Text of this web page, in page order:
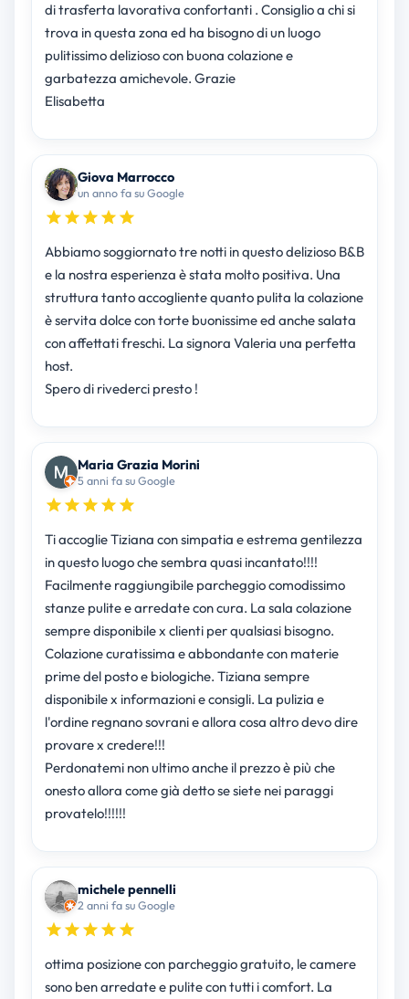
di trasferta lavorativa confortanti . Consiglio a chi si
trova in questa zona ed ha bisogno di un luogo
pulitissimo delizioso con buona colazione e
garbatezza amichevole. Grazie
Elisabetta
Giova Marrocco
un anno fa su Google
Abbiamo soggiornato tre notti in questo delizioso B&B
e la nostra esperienza è stata molto positiva. Una
struttura tanto accogliente quanto pulita la colazione
è servita dolce con torte buonissime ed anche salata
con affettati freschi. La signora Valeria una perfetta
host.
Spero di rivederci presto !
Maria Grazia Morini
5 anni fa su Google
Ti accoglie Tiziana con simpatia e estrema gentilezza
in questo luogo che sembra quasi incantato!!!!
Facilmente raggiungibile parcheggio comodissimo
stanze pulite e arredate con cura. La sala colazione
sempre disponibile x clienti per qualsiasi bisogno.
Colazione curatissima e abbondante con materie
prime del posto e biologiche. Tiziana sempre
disponibile x informazioni e consigli. La pulizia e
l'ordine regnano sovrani e allora cosa altro devo dire
provare x credere!!!
Perdonatemi non ultimo anche il prezzo è più che
onesto allora come già detto se siete nei paraggi
provatelo!!!!!!
michele pennelli
2 anni fa su Google
ottima posizione con parcheggio gratuito, le camere
sono ben arredate e pulite con tutti i comfort. La